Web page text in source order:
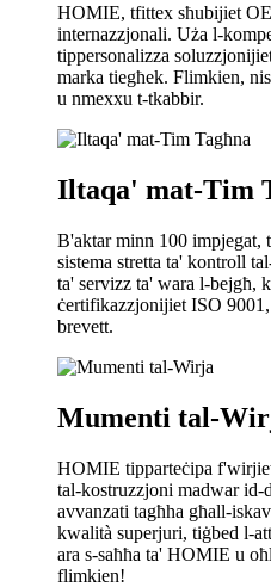
HOMIE, tfittex sħubijiet
internazzjonali. Uża l-
tippersonalizza
marka tiegħek. Flimkien,
u nmexxu t-tkabbir.
Iltaqa' mat-Tim
B'aktar minn 100 impjegat,
sistema stretta ta' kontroll
ta' servizz ta' wara l-bejgħ,
ċertifikazzjonijiet ISO
brevett.
Mumenti tal-
HOMIE tipparteċipa
tal-kostruzzjoni madwar id-
avvanzati tagħha għall-
kwalità superjuri, tiġbed l-
ara s-saħħa ta' HOMIE u
flimkien!